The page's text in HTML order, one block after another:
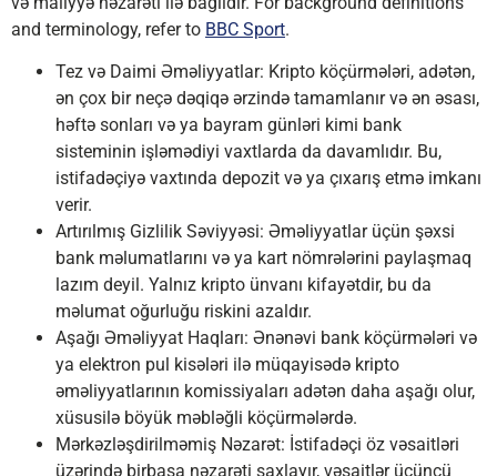
and terminology, refer to BBC Sport.
Tez və Daimi Əməliyyatlar: Kripto köçürmələri, adətən,
ən çox bir neçə dəqiqə ərzində tamamlanır və ən əsası,
həftə sonları və ya bayram günləri kimi bank
sisteminin işləmədiyi vaxtlarda da davamlıdır. Bu,
istifadəçiyə vaxtında depozit və ya çıxarış etmə imkanı
verir.
Artırılmış Gizlilik Səviyyəsi: Əməliyyatlar üçün şəxsi
bank məlumatlarını və ya kart nömrələrini paylaşmaq
lazım deyil. Yalnız kripto ünvanı kifayətdir, bu da
məlumat oğurluğu riskini azaldır.
Aşağı Əməliyyat Haqları: Ənənəvi bank köçürmələri və
ya elektron pul kisələri ilə müqayisədə kripto
əməliyyatlarının komissiyaları adətən daha aşağı olur,
xüsusilə böyük məbləğli köçürmələrdə.
Mərkəzləşdirilməmiş Nəzarət: İstifadəçi öz vəsaitləri
üzərində birbaşa nəzarəti saxlayır, vəsaitlər üçüncü